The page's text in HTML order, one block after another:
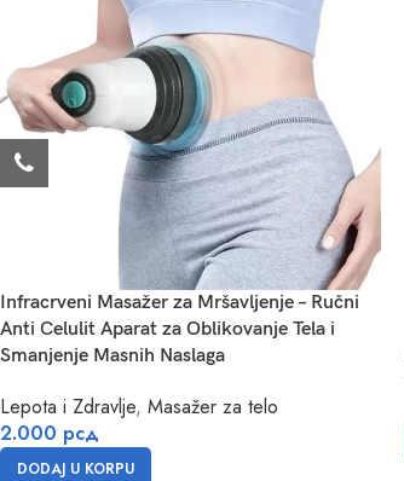
Infracrveni Masažer za Mršavljenje – Ručni
Anti Celulit Aparat za Oblikovanje Tela i
Smanjenje Masnih Naslaga
Lepota i Zdravlje, Masažer za telo
2.000 рсд
DODAJ U KORPU